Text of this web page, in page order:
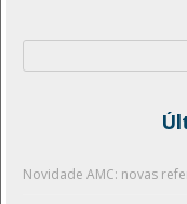
por:
Novidade AMC: novas